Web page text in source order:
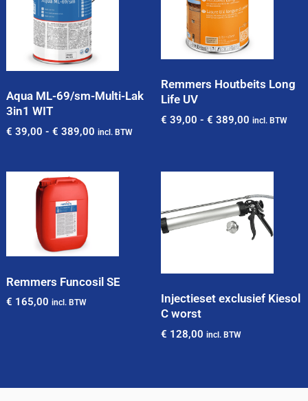
Aqua ML-69/sm-Multi-Lak
3in1 WIT
€ 39,00 - € 389,00 incl. BTW
Remmers Houtbeits Long
Life UV
€ 39,00 - € 389,00 incl. BTW
Remmers Funcosil SE
€ 165,00 incl. BTW
Injectieset exclusief Kiesol
C worst
€ 128,00 incl. BTW